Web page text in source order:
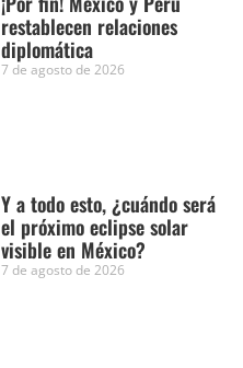
restablecen relaciones
diplomática
7 de agosto de 2026
Y a todo esto, ¿cuándo será
el próximo eclipse solar
visible en México?
7 de agosto de 2026